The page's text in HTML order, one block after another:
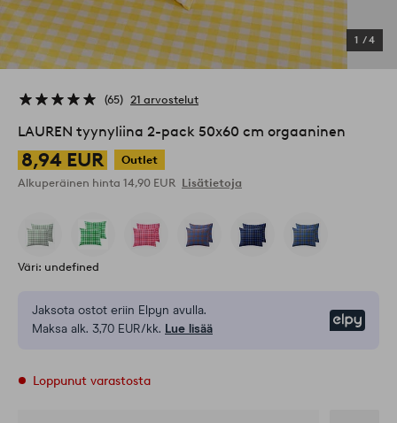
1 /4
65 21 arvostelut
LAUREN tyynyliina 2-pack 50x60 cm orgaaninen
8,94 EUR
Outlet
Alkuperäinen hinta 14,90 EUR Lisätietoja
Väri: undefined
Jaksota ostot eriin Elpyn avulla.
Maksa alk. 3,70 EUR/kk. Lue lisää
Loppunut varastosta